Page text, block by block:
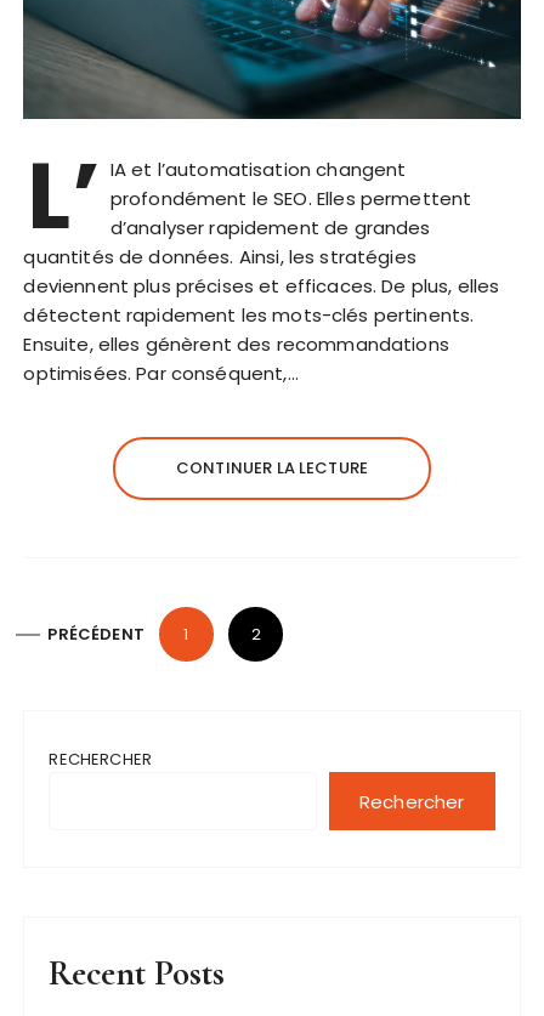
L’ IA et l’automatisation changent
profondément le SEO. Elles permettent
d’analyser rapidement de grandes
quantités de données. Ainsi, les stratégies
deviennent plus précises et efficaces. De plus, elles
détectent rapidement les mots-clés pertinents.
Ensuite, elles génèrent des recommandations
optimisées. Par conséquent,…
CONTINUER LA LECTURE
PRÉCÉDENT 1 2
RECHERCHER
Rechercher
Recent Posts